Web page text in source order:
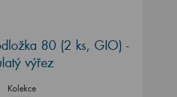
80 (2 ks, GIO) -
výřez
Kolekce